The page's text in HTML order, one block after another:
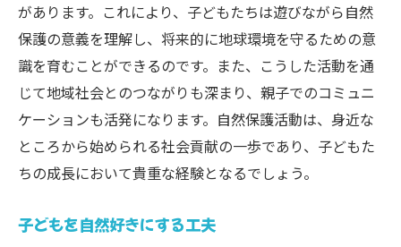
があります。これにより、子どもたちは遊びながら自然
保護の意義を理解し、将来的に地球環境を守るための意
識を育むことができるのです。また、こうした活動を通
じて地域社会とのつながりも深まり、親子でのコミュニ
ケーションも活発になります。自然保護活動は、身近な
ところから始められる社会貢献の一歩であり、子どもた
ちの成長において貴重な経験となるでしょう。
子どもを自然好きにする工夫